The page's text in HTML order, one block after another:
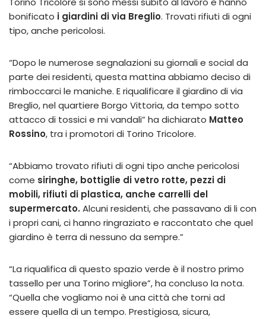
bonificato i giardini di via Breglio. Trovati rifiuti di ogni
tipo, anche pericolosi.
“Dopo le numerose segnalazioni su giornali e social da
parte dei residenti, questa mattina abbiamo deciso di
rimboccarci le maniche. E riqualificare il giardino di via
Breglio, nel quartiere Borgo Vittoria, da tempo sotto
attacco di tossici e mi vandali” ha dichiarato Matteo
Rossino, tra i promotori di Torino Tricolore.
“Abbiamo trovato rifiuti di ogni tipo anche pericolosi
come siringhe, bottiglie di vetro rotte, pezzi di
mobili, rifiuti di plastica, anche carrelli del
supermercato. Alcuni residenti, che passavano di li con
i propri cani, ci hanno ringraziato e raccontato che quel
giardino è terra di nessuno da sempre.”
“La riqualifica di questo spazio verde è il nostro primo
tassello per una Torino migliore”, ha concluso la nota.
“Quella che vogliamo noi è una città che torni ad
essere quella di un tempo. Prestigiosa, sicura,